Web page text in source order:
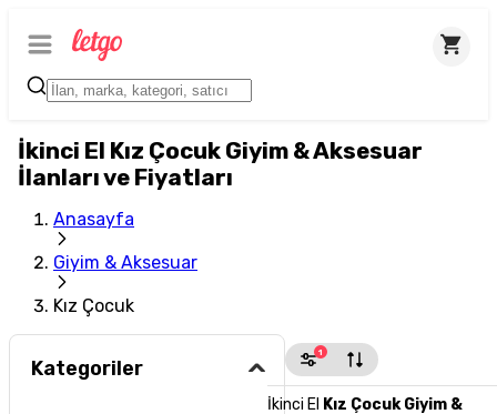
İkinci El Kız Çocuk Giyim & Aksesuar
İlanları ve Fiyatları
Anasayfa
Giyim & Aksesuar
Kız Çocuk
Kategoriler
1
İkinci El Kız Çocuk Giyim &